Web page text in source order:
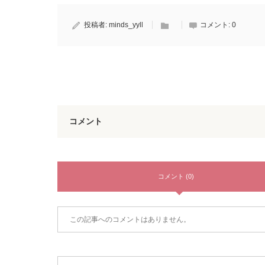
投稿者: minds_yyll コメント: 0
コメント
コメント (0)
この記事へのコメントはありません。